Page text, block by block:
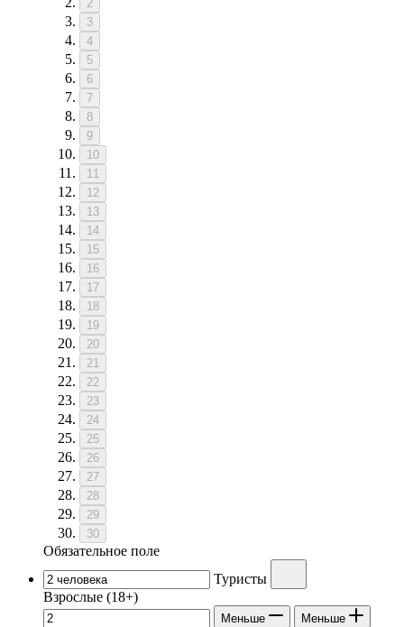
2
3
4
5
6
7
8
9
10
11
12
13
14
15
16
17
18
19
20
21
22
23
24
25
26
27
28
29
30
Обязательное поле
Туристы
Взрослые (18+)
Меньше Меньше